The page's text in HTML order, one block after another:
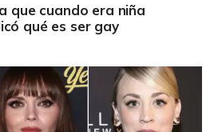
que cuando era niña
qué es ser gay